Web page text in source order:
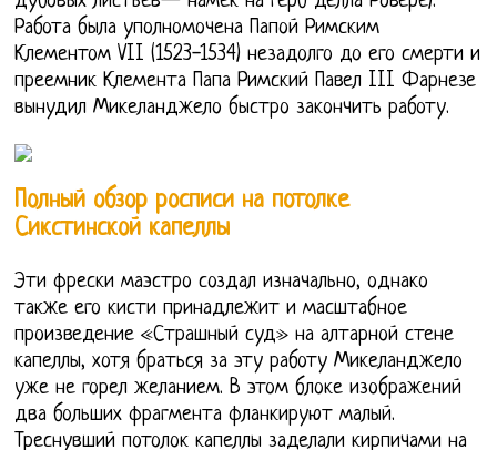
Работа была уполномочена Папой Римским
Клементом VII (1523-1534) незадолго до его смерти и
преемник Клемента Папа Римский Павел III Фарнезе
вынудил Микеланджело быстро закончить работу.
Полный обзор росписи на потолке
Сикстинской капеллы
Эти фрески маэстро создал изначально, однако
также его кисти принадлежит и масштабное
произведение «Страшный суд» на алтарной стене
капеллы, хотя браться за эту работу Микеланджело
уже не горел желанием. В этом блоке изображений
два больших фрагмента фланкируют малый.
Треснувший потолок капеллы заделали кирпичами на